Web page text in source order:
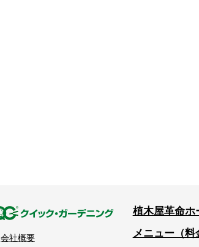
会社概要
植木屋革命ホ
メニュー（料